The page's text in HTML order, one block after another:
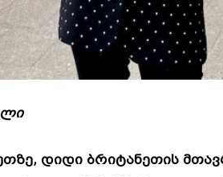
დიდი ბრიტანეთის